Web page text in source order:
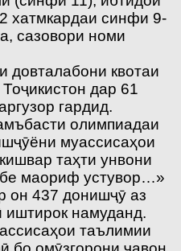
хатмкардаи синфи 9-
сазовори номи
довталабони квотаи
дар 61
гардид.
олимпиадаи
муассисаҳои
таҳти унвони
маориф устувор…»
он 437 донишҷӯ аз
намуданд.
таълимии